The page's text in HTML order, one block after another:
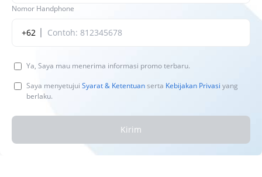
Nomor Handphone
+62
Ya, Saya mau menerima informasi promo terbaru.
Saya menyetujui Syarat & Ketentuanserta Kebijakan Privasi yang
berlaku.
Kirim